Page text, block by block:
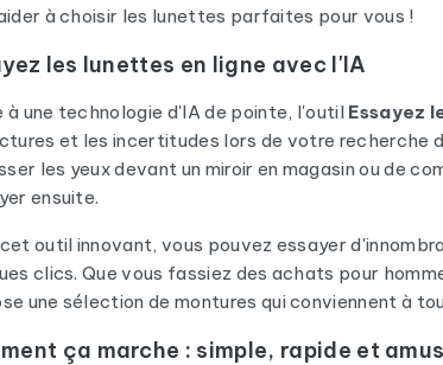
à choisir les lunettes parfaites pour vous !
les lunettes en ligne avec l'IA
à une technologie d'IA de pointe, l'outil Essayez
et les incertitudes lors de votre recherche
les yeux devant un miroir en magasin ou de
ensuite.
outil innovant, vous pouvez essayer
clics. Que vous fassiez des achats pour
une sélection de montures qui conviennent à
ça marche : simple, rapide et